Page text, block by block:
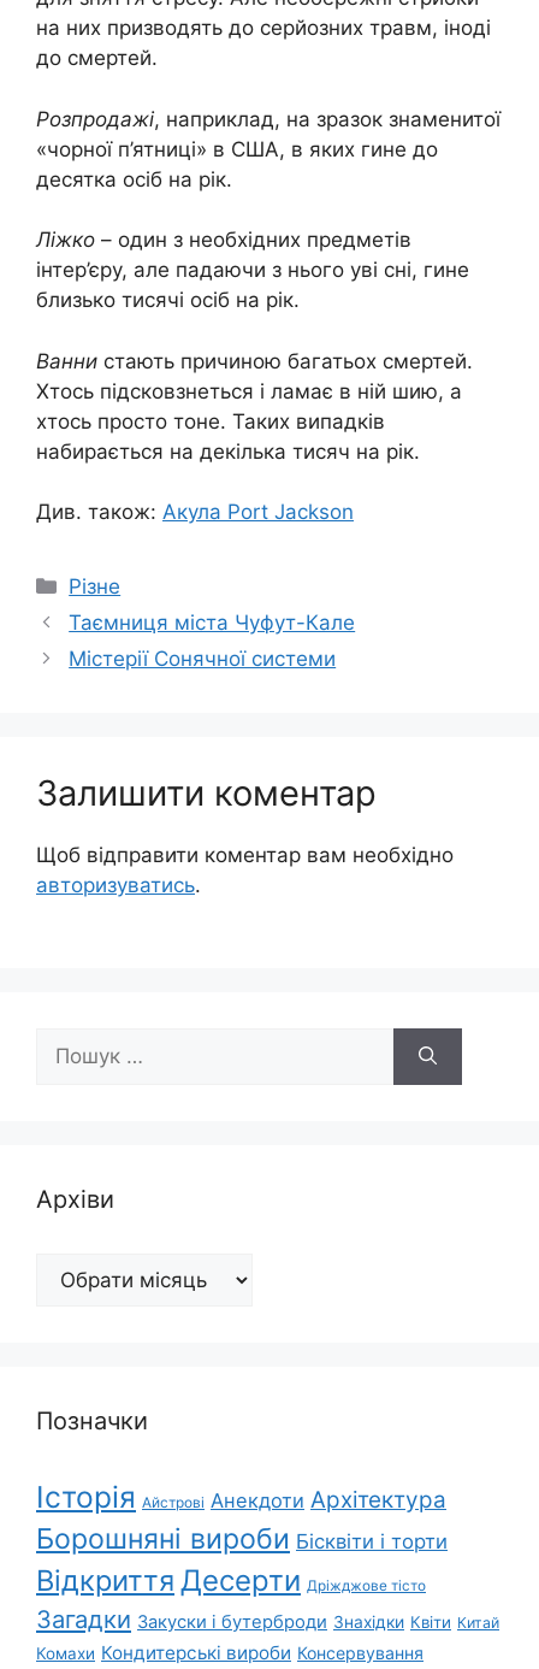
на них призводять до серйозних травм, іноді
до смертей.
Розпродажі, наприклад, на зразок знаменитої
«чорної п’ятниці» в США, в яких гине до
десятка осіб на рік.
Ліжко – один з необхідних предметів
інтер’єру, але падаючи з нього уві сні, гине
близько тисячі осіб на рік.
Ванни стають причиною багатьох смертей.
Хтось підсковзнеться і ламає в ній шию, а
хтось просто тоне. Таких випадків
набирається на декілька тисяч на рік.
Див. також: Акула Port Jackson
Категорії
Різне
Таємниця міста Чуфут-Кале
Містерії Сонячної системи
Залишити коментар
Щоб відправити коментар вам необхідно
авторизуватись.
Архіви
Архіви
Позначки
Історія Айстрові Анекдоти Архітектура
Борошняні вироби Бісквіти і торти
Відкриття Десерти Дріжджове тісто
Загадки Закуски і бутерброди Знахідки Квіти Китай
Комахи Кондитерські вироби Консервування